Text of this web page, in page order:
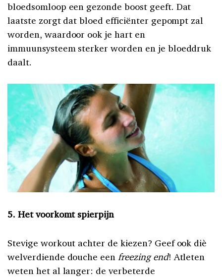
bloedsomloop een gezonde boost geeft. Dat
laatste zorgt dat bloed efficiënter gepompt zal
worden, waardoor ook je hart en
immuunsysteem sterker worden en je bloeddruk
daalt.
5. Het voorkomt spierpijn
Stevige workout achter de kiezen? Geef ook diè
welverdiende douche eenfreezing end! Atleten
weten het al langer: de verbeterde